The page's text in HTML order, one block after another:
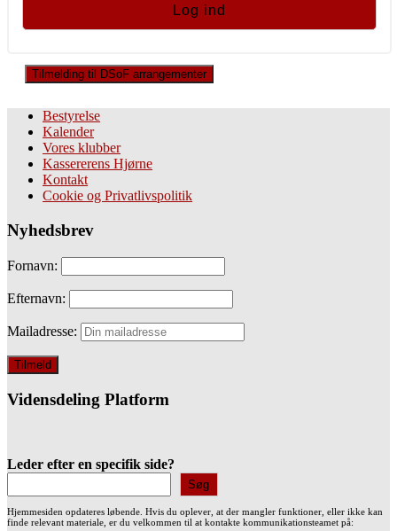
Tilmelding til DSoF arrangementer
Bestyrelse
Kalender
Vores klubber
Kassererens Hjørne
Kontakt
Cookie og Privatlivspolitik
Nyhedsbrev
Fornavn:
Efternavn:
Mailadresse:
Vidensdeling Platform
Leder efter en specifik side?
Søg
Hjemmesiden opdateres løbende. Hvis du oplever, at der mangler funktioner, eller ikke kan
finde relevant materiale, er du velkommen til at kontakte kommunikationsteamet på: